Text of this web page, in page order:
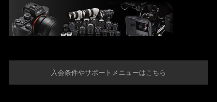
入会条件やサポートメニューはこちら